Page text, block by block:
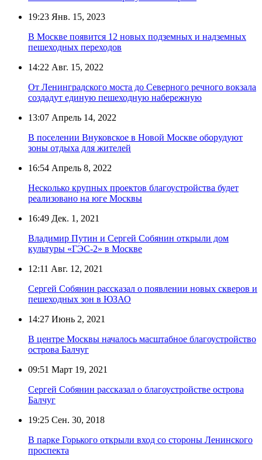
19:23 Янв. 15, 2023
В Москве появится 12 новых подземных и надземных
пешеходных переходов
14:22 Авг. 15, 2022
От Ленинградского моста до Северного речного вокзала
создадут единую пешеходную набережную
13:07 Апрель 14, 2022
В поселении Внуковское в Новой Москве оборудуют
зоны отдыха для жителей
16:54 Апрель 8, 2022
Несколько крупных проектов благоустройства будет
реализовано на юге Москвы
16:49 Дек. 1, 2021
Владимир Путин и Сергей Собянин открыли дом
культуры «ГЭС-2» в Москве
12:11 Авг. 12, 2021
Сергей Собянин рассказал о появлении новых скверов и
пешеходных зон в ЮЗАО
14:27 Июнь 2, 2021
В центре Москвы началось масштабное благоустройство
острова Балчуг
09:51 Март 19, 2021
Сергей Собянин рассказал о благоустройстве острова
Балчуг
19:25 Сен. 30, 2018
В парке Горького открыли вход со стороны Ленинского
проспекта